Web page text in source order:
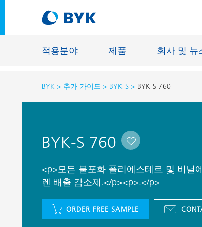
적용분야 제품 회사 및 뉴
적용분야에 따른 제품 추천
접착제 및 실란트
자동차 OEM 도료
자동차 보수용 도료
제관용 도료
섬
주
BYK 추가 가이드 BYK-S BYK-S 760
BYK-S 760
<p>모든 불포화 폴리에스테르 및 비닐
렌 배출 감소제.</p><p>.</p>
ORDER FREE SAMPLE